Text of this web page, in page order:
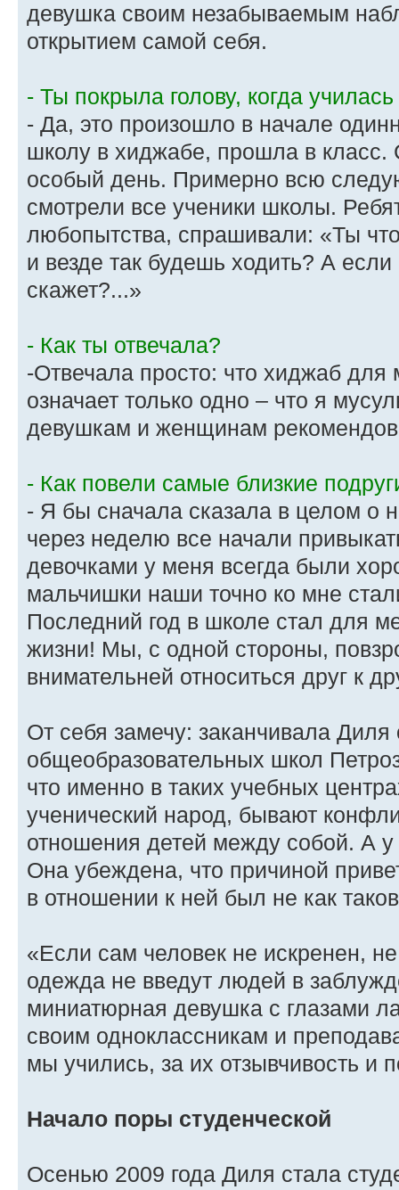
девушка своим незабываемым
открытием самой себя.
- Ты покрыла голову, когда
- Да, это произошло в начале
школу в хиджабе, прошла в класс.
особый день. Примерно всю
смотрели все ученики школы.
любопытства, спрашивали: «Ты
и везде так будешь ходить? А
скажет?...»
- Как ты отвечала?
-Отвечала просто: что хиджаб
означает только одно – что я
девушкам и женщинам
- Как повели самые близкие
- Я бы сначала сказала в целом о
через неделю все начали
девочками у меня всегда были
мальчишки наши точно ко мне
Последний год в школе стал для
жизни! Мы, с одной стороны,
внимательней относиться друг к
От себя замечу: заканчивала
общеобразовательных школ
что именно в таких учебных
ученический народ, бывают
отношения детей между собой. А
Она убеждена, что причиной
в отношении к ней был не как
«Если сам человек не искренен,
одежда не введут людей в
миниатюрная девушка с глазами
своим одноклассникам и
мы учились, за их отзывчивость и
Начало поры студенческой
Осенью 2009 года Диля стала